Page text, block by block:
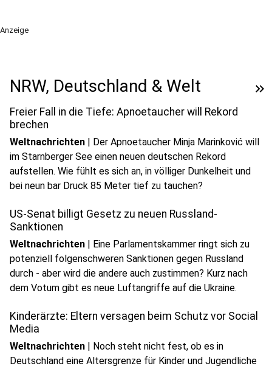
Anzeige
NRW, Deutschland & Welt keyboard_double_arrow_right
Freier Fall in die Tiefe: Apnoetaucher will Rekord
brechen
Weltnachrichten | Der Apnoetaucher Minja Marinković will
im Starnberger See einen neuen deutschen Rekord
aufstellen. Wie fühlt es sich an, in völliger Dunkelheit und
bei neun bar Druck 85 Meter tief zu tauchen?
US-Senat billigt Gesetz zu neuen Russland-
Sanktionen
Weltnachrichten | Eine Parlamentskammer ringt sich zu
potenziell folgenschweren Sanktionen gegen Russland
durch - aber wird die andere auch zustimmen? Kurz nach
dem Votum gibt es neue Luftangriffe auf die Ukraine.
Kinderärzte: Eltern versagen beim Schutz vor Social
Media
Weltnachrichten | Noch steht nicht fest, ob es in
Deutschland eine Altersgrenze für Kinder und Jugendliche